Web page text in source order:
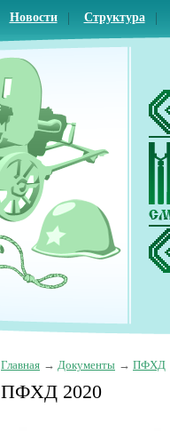
Новости Структура
Главная Документы ПФХД
ПФХД 2020